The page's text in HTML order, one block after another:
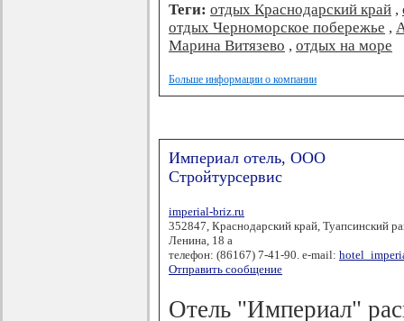
Теги: отдых Краснодарский край ,
отдых Черноморское побережье ,
Марина Витязево , отдых на море
Больше информации о компании
Империал отель, ООО
Стройтурсервис
imperial-briz.ru
352847, Краснодарский край, Туапсинский
Ленина, 18 а
телефон: (86167) 7-41-90. e-mail:
Отправить сообщение
Отель "Империал"